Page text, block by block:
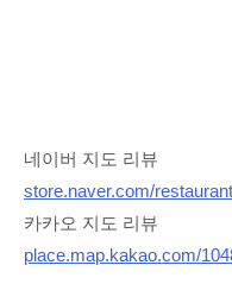
네이버 지도 리뷰
store.naver.com/
카카오 지도 리뷰
place.map.kakao.com/